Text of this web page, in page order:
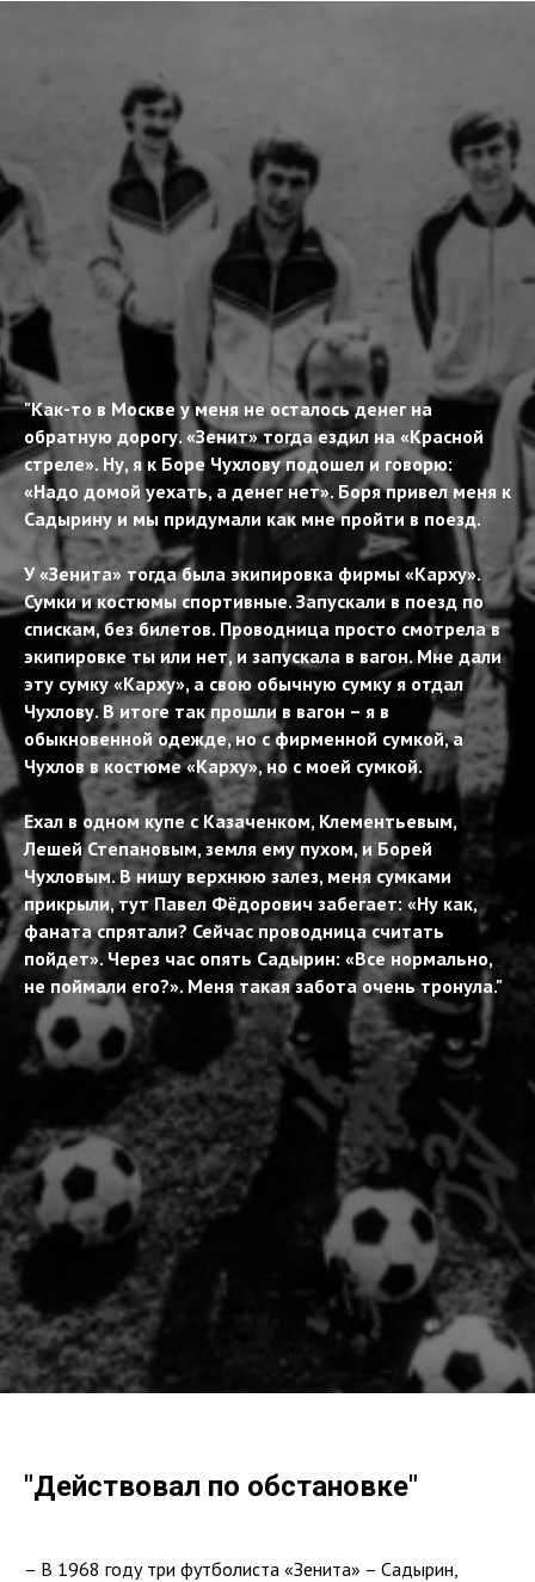
"Как-то в Москве у меня не осталось денег на
обратную дорогу. «Зенит» тогда ездил на «Красной
стреле». Ну, я к Боре Чухлову подошел и говорю:
«Надо домой уехать, а денег нет». Боря привел меня к
Садырину и мы придумали как мне пройти в поезд.
У «Зенита» тогда была экипировка фирмы «Карху».
Сумки и костюмы спортивные. Запускали в поезд по
спискам, без билетов. Проводница просто смотрела в
экипировке ты или нет, и запускала в вагон. Мне дали
эту сумку «Карху», а свою обычную сумку я отдал
Чухлову. В итоге так прошли в вагон – я в
обыкновенной одежде, но с фирменной сумкой, а
Чухлов в костюме «Карху», но с моей сумкой.
Ехал в одном купе с Казаченком, Клементьевым,
Лешей Степановым, земля ему пухом, и Борей
Чухловым. В нишу верхнюю залез, меня сумками
прикрыли, тут Павел Фёдорович забегает: «Ну как,
фаната спрятали? Сейчас проводница считать
пойдет». Через час опять Садырин: «Все нормально,
не поймали его?». Меня такая забота очень тронула."
"Действовал по обстановке"
– В 1968 году три футболиста «Зенита» – Садырин,